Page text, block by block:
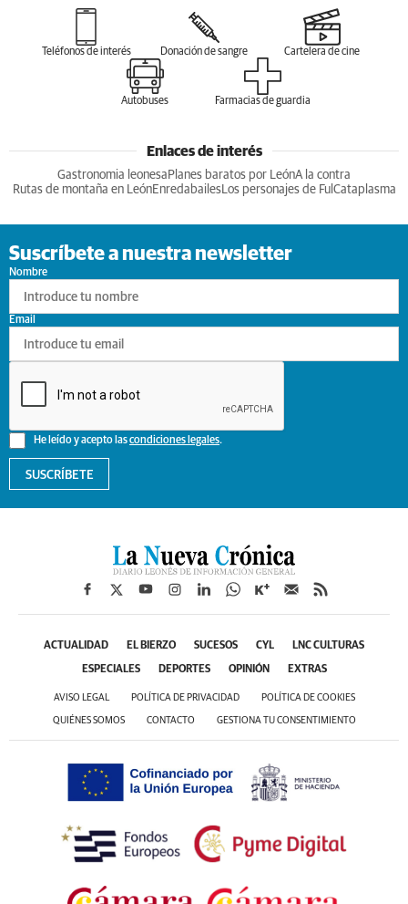
Teléfonos de interés Donación de sangre Cartelera de cine
Autobuses Farmacias de guardia
Enlaces de interés
Gastronomia leonesa Planes baratos por LeónA la contra
Rutas de montaña en LeónEnredabailesLos personajes de Ful Cataplasma
Suscríbete a nuestra newsletter
Nombre
He leído y acepto lascondiciones legales.
Email
SUSCRÍBETE
ACTUALIDAD EL BIERZO SUCESOS CYL LNC CULTURAS
ESPECIALES DEPORTES OPINIÓN EXTRAS
AVISO LEGAL POLÍTICA DE PRIVACIDAD POLÍTICA DE COOKIES
QUIÉNES SOMOS CONTACTO GESTIONA TU CONSENTIMIENTO